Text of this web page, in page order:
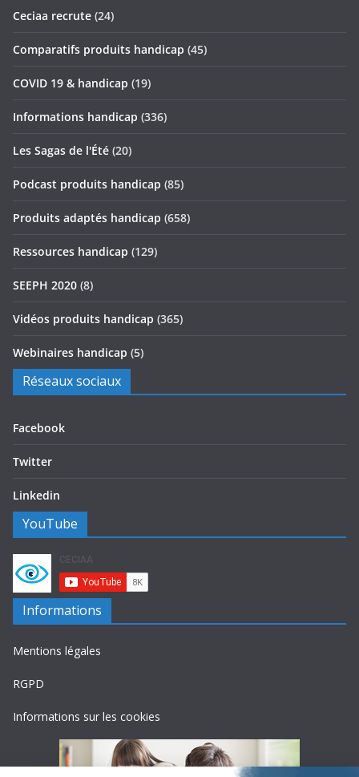
Ceciaa recrute (24)
Comparatifs produits handicap (45)
COVID 19 & handicap (19)
Informations handicap (336)
Les Sagas de l'Été (20)
Podcast produits handicap (85)
Produits adaptés handicap (658)
Ressources handicap (129)
SEEPH 2020 (8)
Vidéos produits handicap (365)
Webinaires handicap (5)
Réseaux sociaux
Facebook
Twitter
Linkedin
YouTube
Informations
Mentions légales
RGPD
Informations sur les cookies